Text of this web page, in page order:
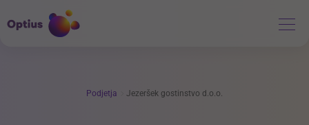
Podjetja Jezeršek gostinstvo d.o.o.